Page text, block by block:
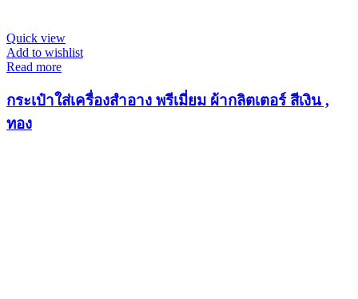
Quick view
Add to wishlist
Read more
กระเป๋าใส่เครื่องสำอาง พรีเมี่ยม ผ้ากลิตเตอร์ สีเงิน ,
ทอง